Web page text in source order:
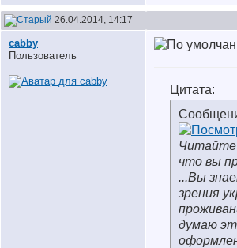
26.04.2014, 14:17
cabby
Пользователь
Цитата:
Читайте
что вы
...Вы
зрения
думаю